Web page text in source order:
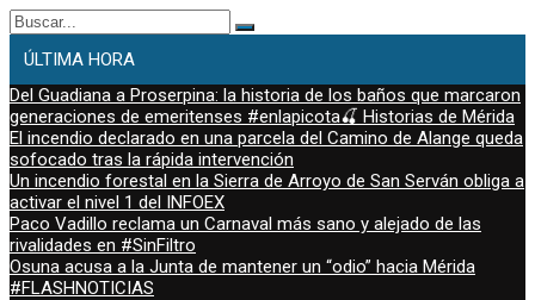
Buscar:
ÚLTIMA HORA
Del Guadiana a Proserpina: la historia de los baños que marcaron
generaciones de emeritenses #enlapicota🍒 Historias de Mérida
El incendio declarado en una parcela del Camino de Alange queda
sofocado tras la rápida intervención
Un incendio forestal en la Sierra de Arroyo de San Serván obliga a
activar el nivel 1 del INFOEX
Paco Vadillo reclama un Carnaval más sano y alejado de las
rivalidades en #SinFiltro
Osuna acusa a la Junta de mantener un “odio” hacia Mérida
#FLASHNOTICIAS